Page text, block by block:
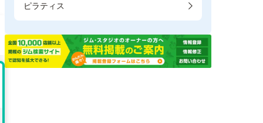
ピラティス